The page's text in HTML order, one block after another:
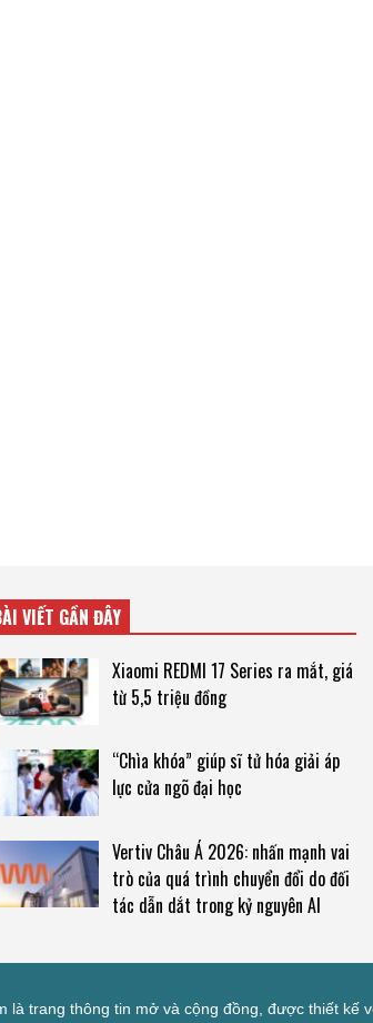
VIẾT GẦN ĐÂY
Xiaomi REDMI 17 Series ra mắt, giá
từ 5,5 triệu đồng
“Chìa khóa” giúp sĩ tử hóa giải áp
lực cửa ngõ đại học
Vertiv Châu Á 2026: nhấn mạnh vai
trò của quá trình chuyển đổi do đối
tác dẫn dắt trong kỷ nguyên AI
là trang thông tin mở và cộng đồng, được thiết kế